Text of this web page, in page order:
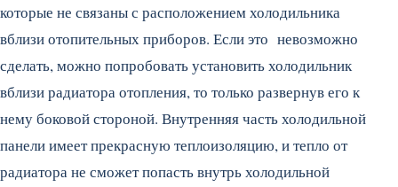
которые не связаны с расположением холодильника
вблизи отопительных приборов. Если это невозможно
сделать, можно попробовать установить холодильник
вблизи радиатора отопления, то только развернув его к
нему боковой стороной. Внутренняя часть холодильной
панели имеет прекрасную теплоизоляцию, и тепло от
радиатора не сможет попасть внутрь холодильной